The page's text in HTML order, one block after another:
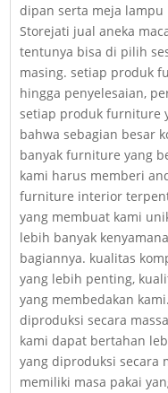
dipan serta meja
Storejati jual aneka
tentunya bisa di pilih
masing. setiap produk
hingga penyelesaian,
setiap produk furniture
bahwa sebagian besar
banyak furniture yang
kami harus memberi
furniture interior
yang membuat kami
lebih banyak
bagiannya. kualitas
yang lebih penting,
yang membedakan
diproduksi secara
kami dapat bertahan
yang diproduksi secara
memiliki masa pakai